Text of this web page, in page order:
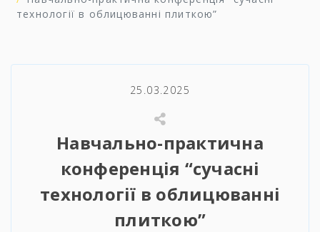
технології в облицюванні плиткою”
25.03.2025
Навчально-практична
конференція “сучасні
технології в облицюванні
плиткою”